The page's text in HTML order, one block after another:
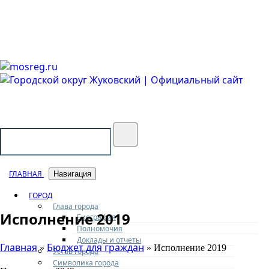
ГЛАВНАЯ Навигация
ГОРОД
Глава города
Биография
Полномочия
Доклады и отчеты
Устав города
Символика города
Исполнение 2019
Главная» Бюджет для граждан » Исполнение 2019